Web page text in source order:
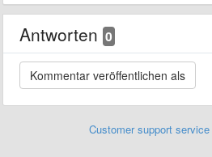
Antworten 0
Customer support service